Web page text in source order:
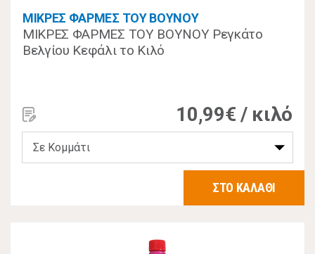
ΜΙΚΡΕΣ ΦΑΡΜΕΣ ΤΟΥ ΒΟΥΝΟΥ
ΜΙΚΡΕΣ ΦΑΡΜΕΣ ΤΟΥ ΒΟΥΝΟΥ Ρεγκάτο
Βελγίου Κεφάλι το Κιλό
10,99€ / κιλό
ΣΤΟ ΚΑΛΑΘΙ